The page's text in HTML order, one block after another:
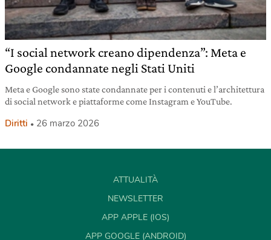
“I social network creano dipendenza”: Meta e
Google condannate negli Stati Uniti
Meta e Google sono state condannate per i contenuti e l’architettura
di social network e piattaforme come Instagram e YouTube.
Diritti 26 marzo 2026
ATTUALITÀ
NEWSLETTER
APP APPLE (IOS)
APP GOOGLE (ANDROID)